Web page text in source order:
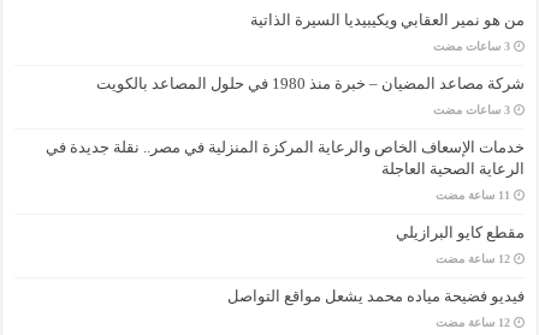
من هو نمير العقابي ويكيبيديا السيرة الذاتية
‏3 ساعات مضت
شركة مصاعد المضيان – خبرة منذ 1980 في حلول المصاعد بالكويت
‏3 ساعات مضت
خدمات الإسعاف الخاص والرعاية المركزة المنزلية في مصر.. نقلة جديدة في
الرعاية الصحية العاجلة
مقطع كايو البرازيلي
‏12 ساعة مضت
فيديو فضيحة مياده محمد يشعل مواقع التواصل
‏12 ساعة مضت